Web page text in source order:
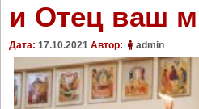
и Отец ваш
Дата: 17.10.2021 Автор: admin